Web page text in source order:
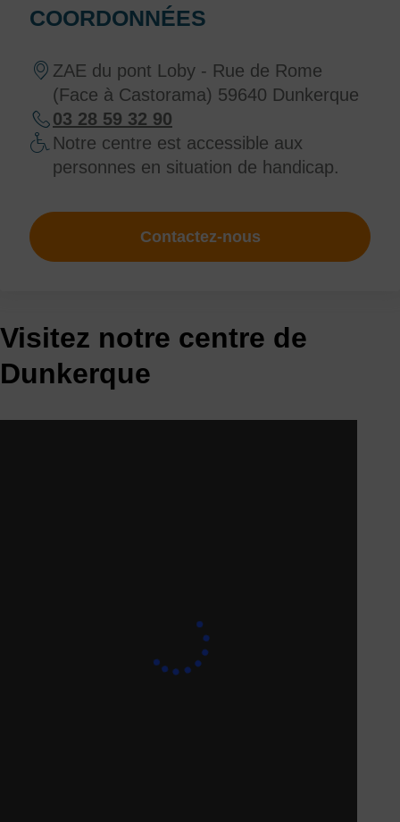
COORDONNÉES
ZAE du pont Loby - Rue de Rome
(Face à Castorama) 59640 Dunkerque
03 28 59 32 90
Notre centre est accessible aux
personnes en situation de handicap.
Contactez-nous
Visitez notre centre de
Dunkerque